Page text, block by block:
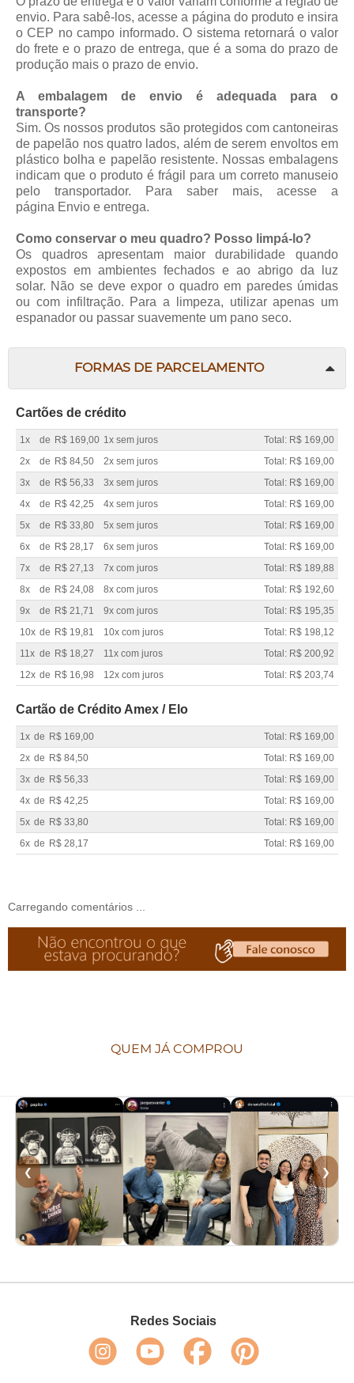
envio. Para sabê-los, acesse a página do produto e insira
o CEP no campo informado. O sistema retornará o valor
do frete e o prazo de entrega, que é a soma do prazo de
produção mais o prazo de envio.
A embalagem de envio é adequada para o
transporte?
Sim. Os nossos produtos são protegidos com cantoneiras
de papelão nos quatro lados, além de serem envoltos em
plástico bolha e papelão resistente. Nossas embalagens
indicam que o produto é frágil para um correto manuseio
pelo transportador. Para saber mais, acesse a
página Envio e entrega.
Como conservar o meu quadro? Posso limpá-lo?
Os quadros apresentam maior durabilidade quando
expostos em ambientes fechados e ao abrigo da luz
solar. Não se deve expor o quadro em paredes úmidas
ou com infiltração. Para a limpeza, utilizar apenas um
espanador ou passar suavemente um pano seco.
FORMAS DE PARCELAMENTO
Cartões de crédito
1x de R$ 169,00 1x sem juros
Total: R$ 169,00
2x
de R$ 84,50 2x sem juros
Total: R$ 169,00
3x
de R$ 56,33 3x sem juros
Total: R$ 169,00
4x
de R$ 42,25 4x sem juros
Total: R$ 169,00
5x
de R$ 33,80 5x sem juros
Total: R$ 169,00
6x
de R$ 28,17 6x sem juros
Total: R$ 169,00
7x
de R$ 27,13 7x com juros
Total: R$ 189,88
8x
de R$ 24,08 8x com juros
Total: R$ 192,60
9x
de R$ 21,71 9x com juros
Total: R$ 195,35
10x de R$ 19,81 10x com juros
Total: R$ 198,12
11x de R$ 18,27 11x com juros
Total: R$ 200,92
12x de R$ 16,98 12x com juros Total: R$ 203,74
Cartão de Crédito Amex / Elo
1x de R$ 169,00
Total: R$ 169,00
2x de R$ 84,50
Total: R$ 169,00
3x de R$ 56,33
Total: R$ 169,00
4x de R$ 42,25
Total: R$ 169,00
5x de R$ 33,80
Total: R$ 169,00
6x de R$ 28,17 Total: R$ 169,00
Carregando comentários ...
QUEM JÁ COMPROU
❮ ❯
Redes Sociais